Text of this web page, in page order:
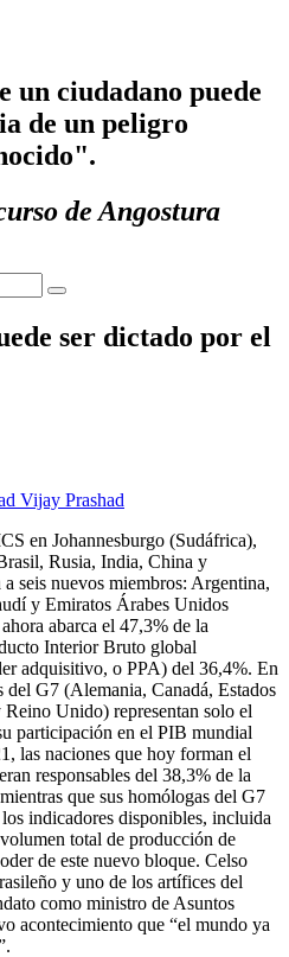
un ciudadano puede
de un peligro
de Angostura
ser dictado por el
Vijay Prashad
en Johannesburgo (Sudáfrica),
Rusia, India, China y
seis nuevos miembros: Argentina,
y Emiratos Árabes Unidos
abarca el 47,3% de la
Interior Bruto global
adquisitivo, o PPA) del 36,4%. En
del G7 (Alemania, Canadá, Estados
Unido) representan solo el
participación en el PIB mundial
las naciones que hoy forman el
responsables del 38,3% de la
que sus homólogas del G7
indicadores disponibles, incluida
total de producción de
de este nuevo bloque. Celso
y uno de los artífices del
como ministro de Asuntos
acontecimiento que “el mundo ya